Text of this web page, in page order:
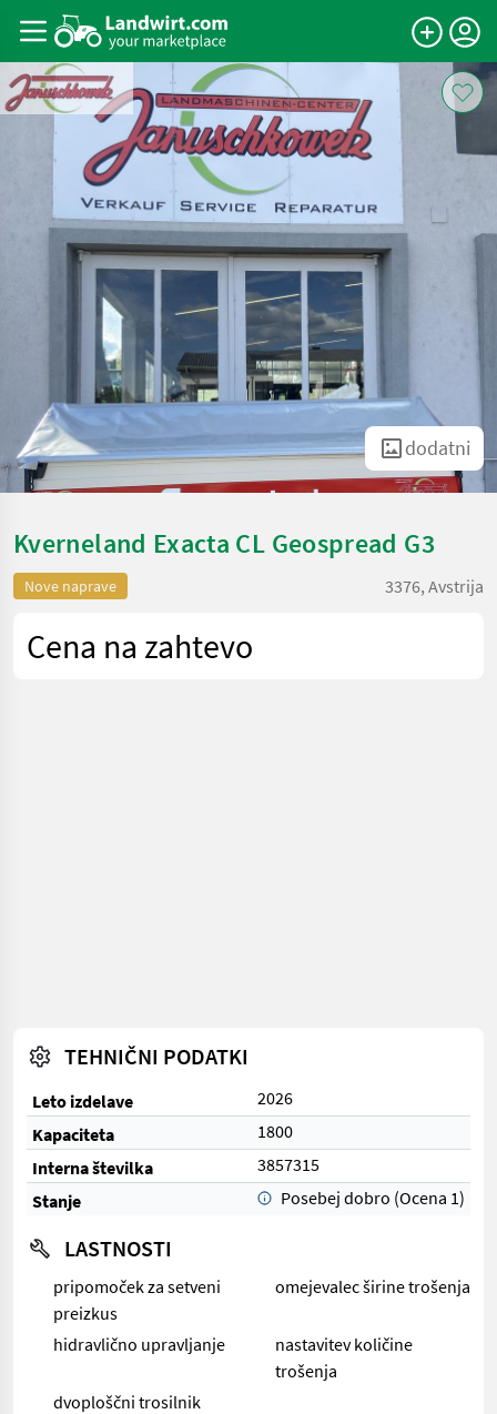
dodatni
Kverneland Exacta CL Geospread G3
Nove naprave 3376, Avstrija
Cena na zahtevo
TEHNIČNI PODATKI
Leto izdelave
2026
Kapaciteta
1800
Interna številka
3857315
Stanje
Posebej dobro (Ocena 1)
LASTNOSTI
pripomoček za setveni
preizkus
omejevalec širine trošenja
hidravlično upravljanje
nastavitev količine
trošenja
dvoploščni trosilnik